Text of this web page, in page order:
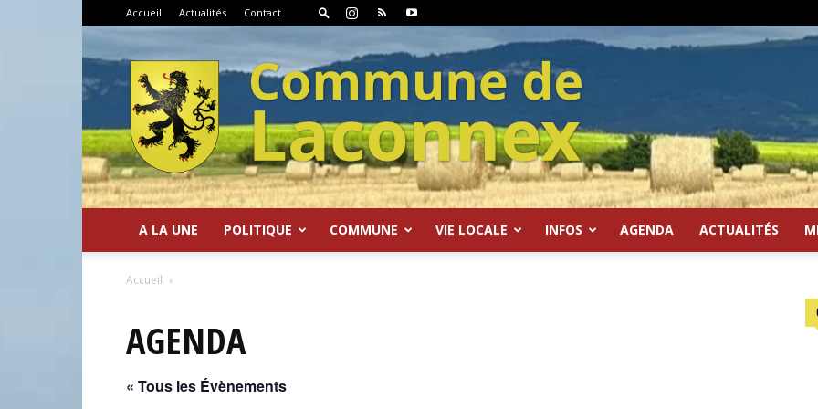
Accueil Actualités Contact
A LA UNE POLITIQUE COMMUNE VIE LOCALE INFOS AGENDA ACTUALITÉS
Accueil
AGENDA
« Tous les Évènements